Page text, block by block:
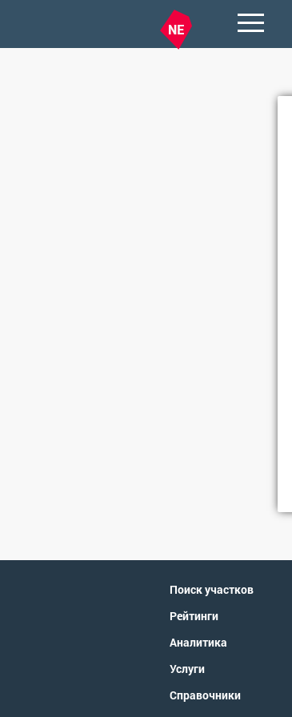
Поиск участков
Рейтинги
Аналитика
Услуги
Справочники